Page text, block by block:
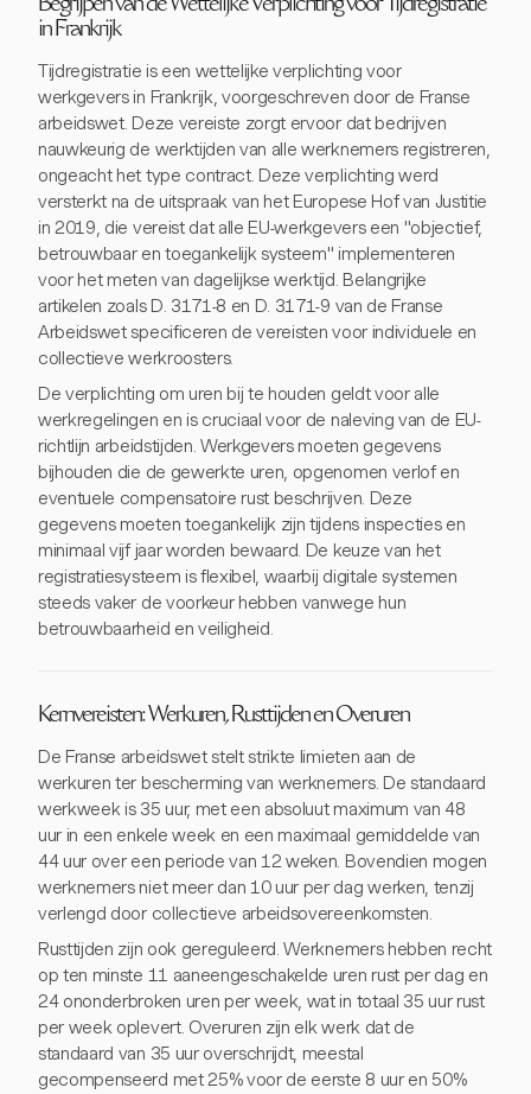
Begrijpen van de Wettelijke Verplichting voor Tijdregistratie
in Frankrijk
Tijdregistratie is een wettelijke verplichting voor
werkgevers in Frankrijk, voorgeschreven door de Franse
arbeidswet. Deze vereiste zorgt ervoor dat bedrijven
nauwkeurig de werktijden van alle werknemers registreren,
ongeacht het type contract. Deze verplichting werd
versterkt na de uitspraak van het Europese Hof van Justitie
in 2019, die vereist dat alle EU-werkgevers een "objectief,
betrouwbaar en toegankelijk systeem" implementeren
voor het meten van dagelijkse werktijd. Belangrijke
artikelen zoals D. 3171-8 en D. 3171-9 van de Franse
Arbeidswet specificeren de vereisten voor individuele en
collectieve werkroosters.
De verplichting om uren bij te houden geldt voor alle
werkregelingen en is cruciaal voor de naleving van de EU-
richtlijn arbeidstijden. Werkgevers moeten gegevens
bijhouden die de gewerkte uren, opgenomen verlof en
eventuele compensatoire rust beschrijven. Deze
gegevens moeten toegankelijk zijn tijdens inspecties en
minimaal vijf jaar worden bewaard. De keuze van het
registratiesysteem is flexibel, waarbij digitale systemen
steeds vaker de voorkeur hebben vanwege hun
betrouwbaarheid en veiligheid.
Kernvereisten: Werkuren, Rusttijden en Overuren
De Franse arbeidswet stelt strikte limieten aan de
werkuren ter bescherming van werknemers. De standaard
werkweek is 35 uur, met een absoluut maximum van 48
uur in een enkele week en een maximaal gemiddelde van
44 uur over een periode van 12 weken. Bovendien mogen
werknemers niet meer dan 10 uur per dag werken, tenzij
verlengd door collectieve arbeidsovereenkomsten.
Rusttijden zijn ook gereguleerd. Werknemers hebben recht
op ten minste 11 aaneengeschakelde uren rust per dag en
24 ononderbroken uren per week, wat in totaal 35 uur rust
per week oplevert. Overuren zijn elk werk dat de
standaard van 35 uur overschrijdt, meestal
gecompenseerd met 25% voor de eerste 8 uur en 50%